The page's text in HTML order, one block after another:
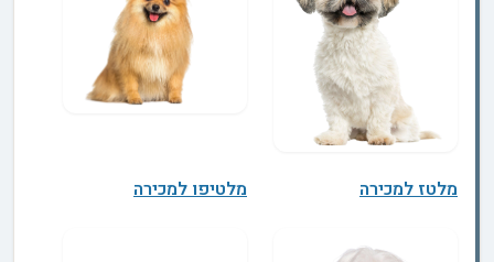
מלטז למכירה מלטיפו למכירה